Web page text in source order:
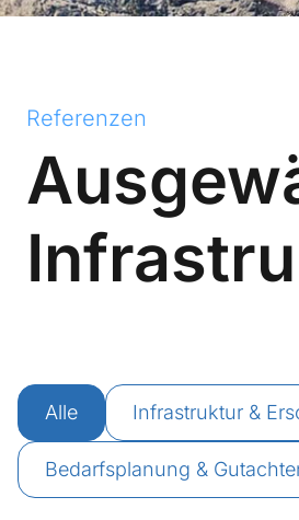
Referenzen
Alle Infrastruktur &
Bedarfsplanung &